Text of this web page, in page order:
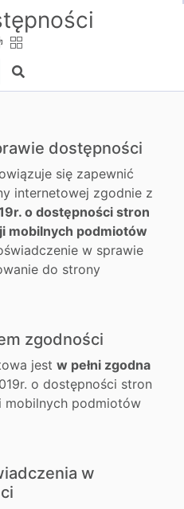
Szukaj
dostępności
się zapewnić
internetowej zgodnie z
o dostępności stron
mobilnych podmiotów
w sprawie
do strony
zgodności
jest w pełni zgodna
o dostępności stron
mobilnych podmiotów
w